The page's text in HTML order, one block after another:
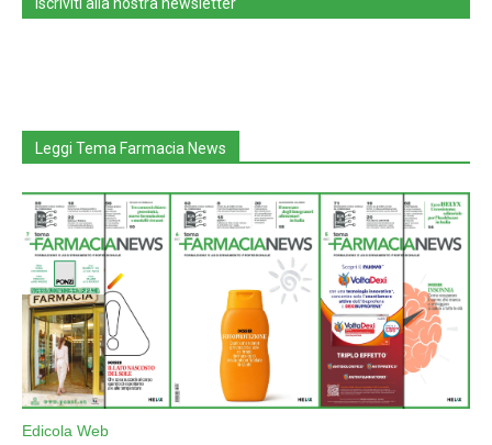
Leggi Tema Farmacia News
Edicola Web